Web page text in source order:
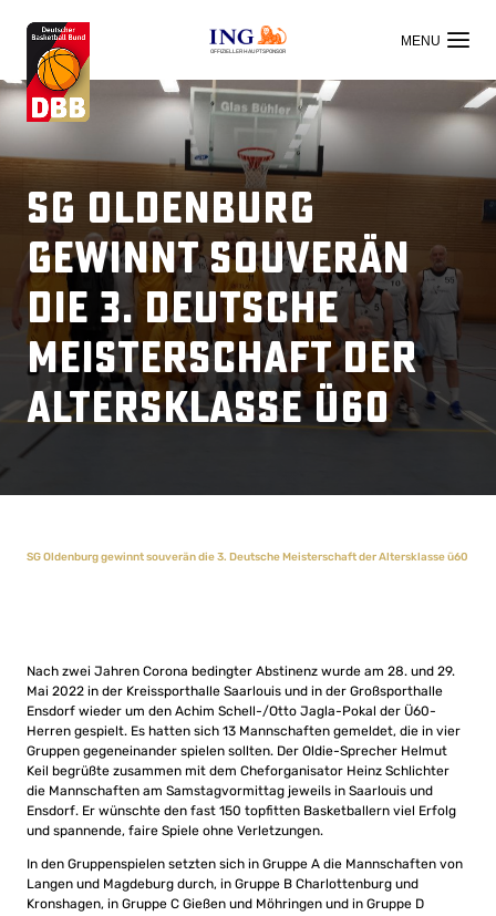
OFFIZIELLER HAUPTSPONSOR
SG Oldenburg
gewinnt souverän
die 3. Deutsche
Meisterschaft der
Altersklasse ü60
SG Oldenburg gewinnt souverän die 3. Deutsche Meisterschaft der Altersklasse ü60
Nach zwei Jahren Corona bedingter Abstinenz wurde am 28. und 29.
Mai 2022 in der Kreissporthalle Saarlouis und in der Großsporthalle
Ensdorf wieder um den Achim Schell-/Otto Jagla-Pokal der Ü60-
Herren gespielt. Es hatten sich 13 Mannschaften gemeldet, die in vier
Gruppen gegeneinander spielen sollten. Der Oldie-Sprecher Helmut
Keil begrüßte zusammen mit dem Cheforganisator Heinz Schlichter
die Mannschaften am Samstagvormittag jeweils in Saarlouis und
Ensdorf. Er wünschte den fast 150 topfitten Basketballern viel Erfolg
und spannende, faire Spiele ohne Verletzungen.
In den Gruppenspielen setzten sich in Gruppe A die Mannschaften von
Langen und Magdeburg durch, in Gruppe B Charlottenburg und
Kronshagen, in Gruppe C Gießen und Möhringen und in Gruppe D